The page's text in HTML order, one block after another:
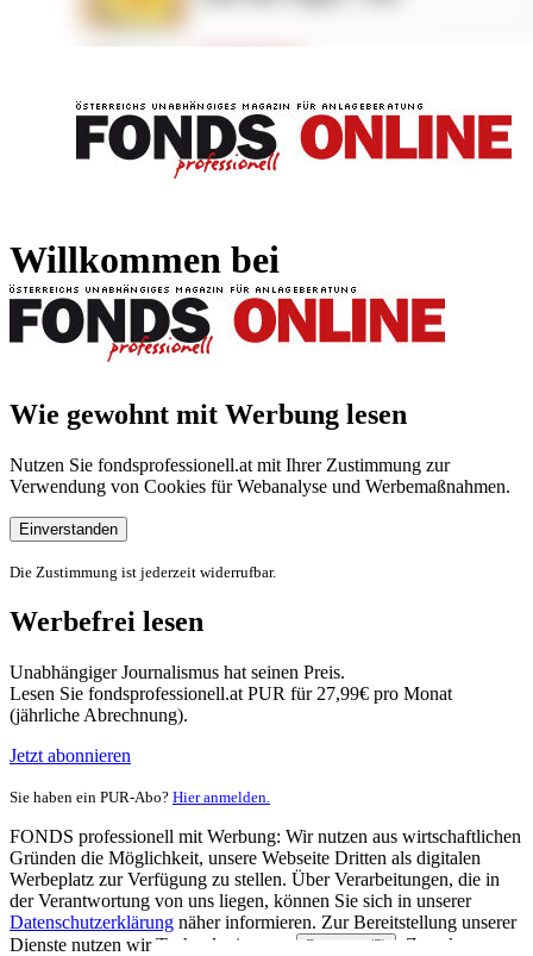
Willkommen bei
Wie gewohnt mit Werbung lesen
Nutzen Sie fondsprofessionell.at mit Ihrer Zustimmung zur
Verwendung von Cookies für Webanalyse und Werbemaßnahmen.
Einverstanden
Die Zustimmung ist jederzeit widerrufbar.
Werbefrei lesen
Unabhängiger Journalismus hat seinen Preis.
Lesen Sie fondsprofessionell.at PUR für 27,99€ pro Monat
(jährliche Abrechnung).
Jetzt abonnieren
Sie haben ein PUR-Abo? Hier anmelden.
FONDS professionell mit Werbung: Wir nutzen aus wirtschaftlichen
Gründen die Möglichkeit, unsere Webseite Dritten als digitalen
Werbeplatz zur Verfügung zu stellen. Über Verarbeitungen, die in
der Verantwortung von uns liegen, können Sie sich in unserer
Datenschutzerklärung näher informieren. Zur Bereitstellung unserer
Dienste nutzen wir Technologien von
Partnern (5)
. Zwecke: